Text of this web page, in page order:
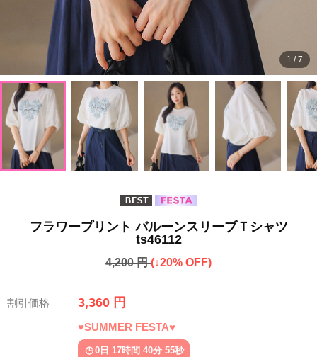
1 /7
フラワープリント バルーンスリーブＴシャツ
ts46112
4,200 円(↓20% OFF)
割引価格 3,360 円
♥SUMMER FESTA♥
0日 17時間 40分 51秒